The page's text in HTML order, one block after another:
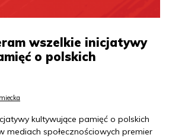
wszelkie inicjatywy
o polskich
kultywujące pamięć o polskich
mediach społecznościowych premier